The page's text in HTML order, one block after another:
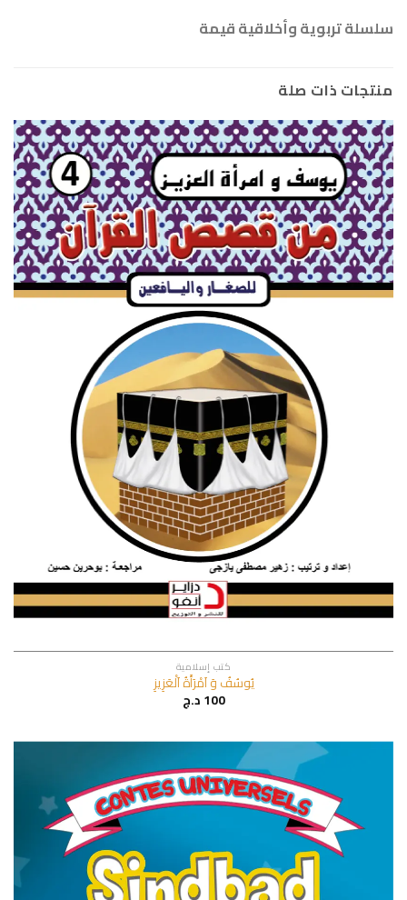
سلسلة تربوية وأخلاقية قيمة
منتجات ذات صلة
كتب إسلامية
يُوسُفُ وَ اَمْرَأَةُ اَلْعَزِيزِ
100د.ج